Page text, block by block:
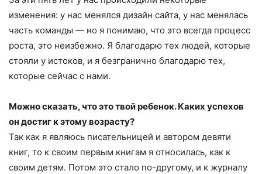
изменения: у нас менялся дизайн сайта, у нас менялась
часть команды — но я понимаю, что это всегда процесс
роста, это неизбежно. Я благодарю тех людей, которые
стояли у истоков, и я безгранично благодарю тех,
которые сейчас с нами.
Можно сказать, что это твой ребенок. Каких успехов
он достиг к этому возрасту?
Так как я являюсь писательницей и автором девяти
книг, то к своим первым книгам я относилась, как к
своим детям. Потом это стало по-другому, и к журналу